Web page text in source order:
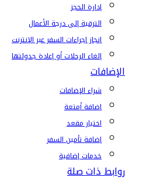
إدارة الحجز
الترقية إلى درجة الأعمال
إنجاز إجراءات السفر عبر الإنترنت
إلغاء الرحلات أو إعادة جدولتها
الإضافات
شراء الإضافات
إضافة أمتعة
اختيار مقعد
إضافة تأمين السفر
خدمات إضافية
روابط ذات صلة